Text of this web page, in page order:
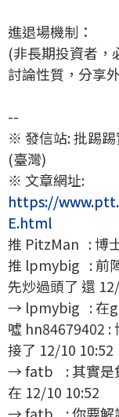
進退場機制：
(非長期投資者，
討論性質，分享
--
※ 發信站: 批踢
(臺灣)
※ 文章網址:
https://
E.html
推 PitzMan : 博
推 lpmybig : 前
先炒過頭了 還
→ lpmybig : 在
噓 hn84679402 :
接了 12/10 10:52
→ fatb : 其實是
在 12/10 10:52